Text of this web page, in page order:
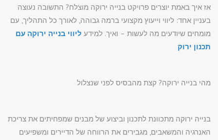
אז איך באמת יוצרים פרויקט בנייה ירוקה מוצלח? התשובה נעוצה
בעניין אחד: ליווי וייעוץ מקצועי ברמה גבוהה, לאורך כל התהליך, עם
מומחים שיודעים מה לעשות – ואיך. למידע ליווי בנייה ירוקה עם
תכנון ירוק
מהי בנייה ירוקה? קצת מהבסיס לפני שנצלול
בנייה ירוקה מתכוונת לתכנון וביצוע של מבנים שמפחיתים את צריכת
האנרגיה והמשאבים, מגבירים את הרווחה של הדיירים ומשפיעים